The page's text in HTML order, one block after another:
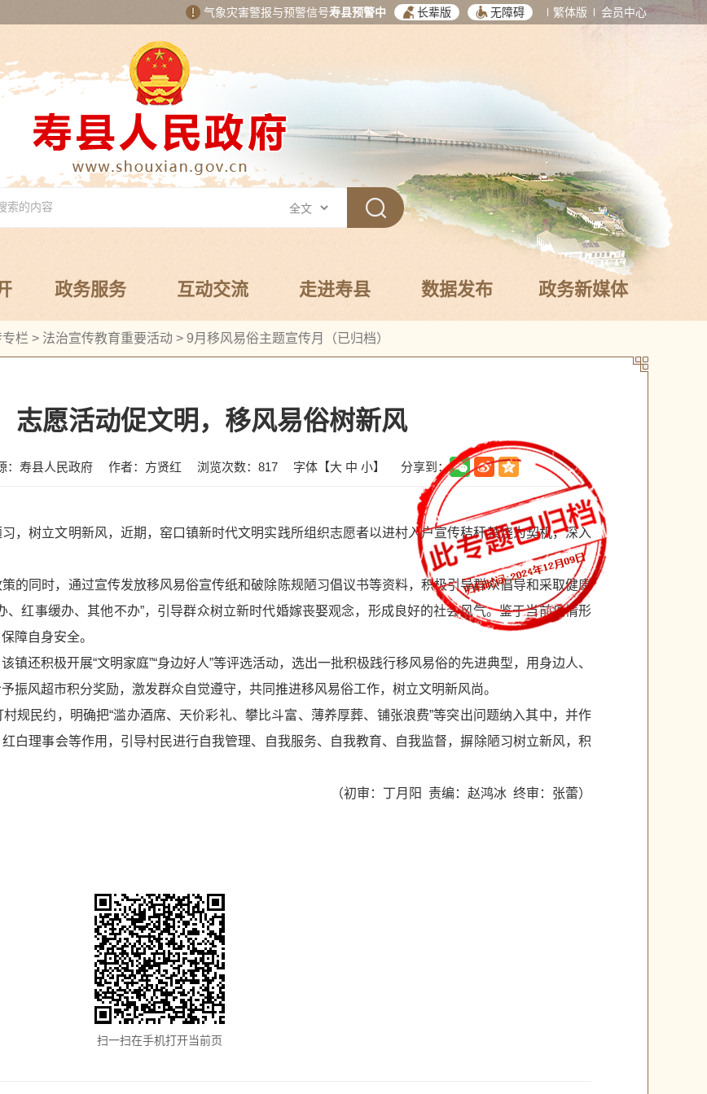
气象灾害警报与预警信号寿县预警中 长辈版 无障碍 繁体版 会员中心
政务服务 互动交流 走进寿县 数据发布 政务新媒体
栏 > 法治宣传教育重要活动 > 9月移风易俗主题宣传月（已归档）
志愿活动促文明，移风易俗树新风
：寿县人民政府 作者：方贤红 浏览次数： 817 字体【大 中 小】 分享到：
，树立文明新风，近期，窑口镇新时代文明实践所组织志愿者以进村入户宣传秸秆禁烧为契机，深入
的同时，通过宣传发放移风易俗宣传纸和破除陈规陋习倡议书等资料，积极引导群众倡导和采取健康
、红事缓办、其他不办”，引导群众树立新时代婚嫁丧娶观念，形成良好的社会风气。鉴于当前疫情形
障自身安全。
镇还积极开展“文明家庭”“身边好人”等评选活动，选出一批积极践行移风易俗的先进典型，用身边人、
振风超市积分奖励，激发群众自觉遵守，共同推进移风易俗工作，树立文明新风尚。
规民约，明确把“滥办酒席、天价彩礼、攀比斗富、薄养厚葬、铺张浪费”等突出问题纳入其中，并作
白理事会等作用，引导村民进行自我管理、自我服务、自我教育、自我监督，摒除陋习树立新风，积
（初审：丁月阳 责编：赵鸿冰 终审：张蕾）
扫一扫在手机打开当前页